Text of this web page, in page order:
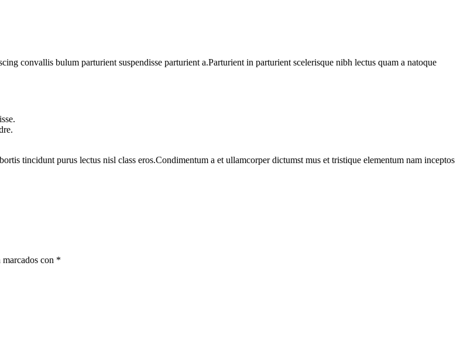
convallis bulum parturient suspendisse parturient a.Parturient in parturient scelerisque nibh lectus quam a natoque
tincidunt purus lectus nisl class eros.Condimentum a et ullamcorper dictumst mus et tristique elementum nam inceptos
con *